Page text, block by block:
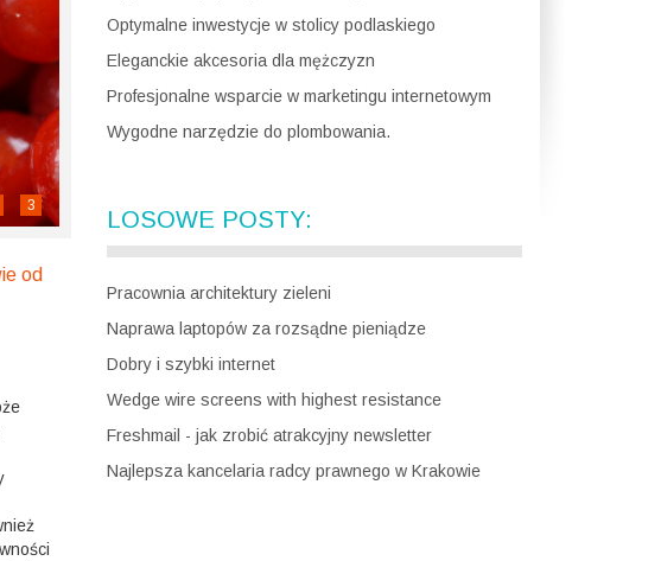
3
od
Optymalne inwestycje w stolicy podlaskiego
Eleganckie akcesoria dla mężczyzn
Profesjonalne wsparcie w marketingu internetowym
Wygodne narzędzie do plombowania.
LOSOWE POSTY:
Pracownia architektury zieleni
Naprawa laptopów za rozsądne pieniądze
Dobry i szybki internet
Wedge wire screens with highest resistance
Freshmail - jak zrobić atrakcyjny newsletter
Najlepsza kancelaria radcy prawnego w Krakowie